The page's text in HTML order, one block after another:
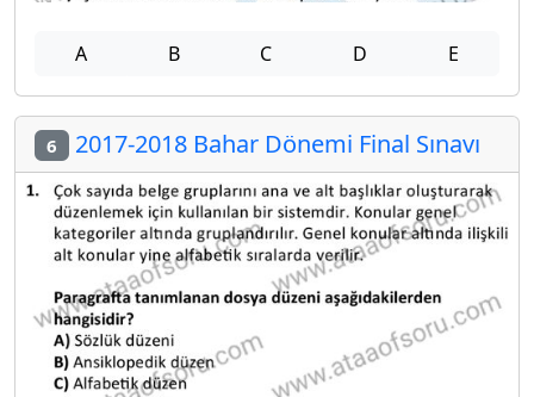
A B C D E
6 2017-2018 Bahar Dönemi Final Sınavı